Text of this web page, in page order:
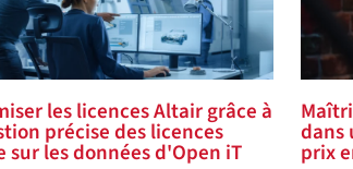
les licences Altair grâce à
précise des licences
sur les données d'Open iT
dans
prix